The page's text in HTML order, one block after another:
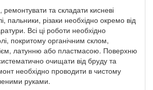
та складати кисневі
пальники, різаки необхідно окремо від
Всі ці роботи необхідно
покритому органічним склом,
латунню або пластмасою. Поверхню
очищати від бруду та
необхідно проводити в чистому
руками.